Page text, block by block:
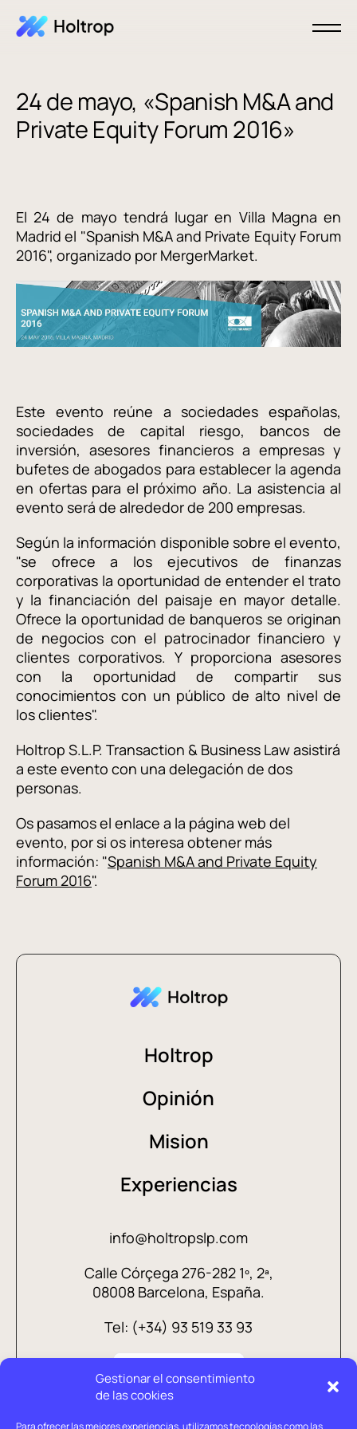
Gestionar el consentimiento
de las cookies
Para ofrecer las mejores experiencias, utilizamos tecnologías como las
24 de mayo, «Spanish M&A and
Private Equity Forum 2016»
El 24 de mayo tendrá lugar en Villa Magna en
Madrid el "Spanish M&A and Private Equity Forum
2016", organizado por MergerMarket.
Este evento reúne a sociedades españolas,
sociedades de capital riesgo, bancos de
inversión, asesores financieros a empresas y
bufetes de abogados para establecer la agenda
en ofertas para el próximo año. La asistencia al
evento será de alrededor de 200 empresas.
Según la información disponible sobre el evento,
"se ofrece a los ejecutivos de finanzas
corporativas la oportunidad de entender el trato
y la financiación del paisaje en mayor detalle.
Ofrece la oportunidad de banqueros se originan
de negocios con el patrocinador financiero y
clientes corporativos. Y proporciona asesores
con la oportunidad de compartir sus
conocimientos con un público de alto nivel de
los clientes".
Holtrop S.L.P. Transaction & Business Law asistirá
a este evento con una delegación de dos
personas.
Os pasamos el enlace a la página web del
evento, por si os interesa obtener más
información: "Spanish M&A and Private Equity
Forum 2016".
Holtrop
Opinión
Mision
Experiencias
info@holtropslp.com
Calle Córçega 276-282 1º, 2ª,
08008 Barcelona, España.
Tel: (+34) 93 519 33 93